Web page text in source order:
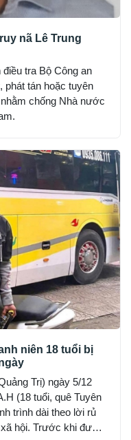
nã Lê Trung
tra Bộ Công an
phát tán hoặc tuyên
chống Nhà nước
niên 18 tuổi bị
Trị) ngày 5/12
(18 tuổi, quê Tuyên
trình dài theo lời rủ
hội. Trước khi được